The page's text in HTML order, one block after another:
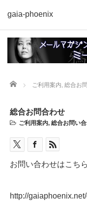
gaia-phoenix
Home ご利用案内 総合お
総合お問合わせ
ご利用案内, 総合お問い
お問い合わせはこち
http://gaiaphoenix.net/